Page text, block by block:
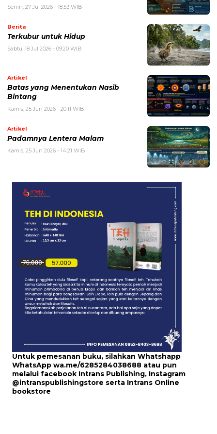
Senin, 27 Jul 2026 - 18:53 WIB
Berita
Terkubur untuk Hidup
Sabtu, 18 Jul 2026 - 09:20 WIB
Artikel
Batas yang Menentukan Nasib
Bintang
Kamis, 25 Jun 2026 - 20:11 WIB
Artikel
Padamnya Lentera Malam
Kamis, 25 Jun 2026 - 14:21 WIB
Untuk pemesanan buku, silahkan Whatshapp
WhatsApp wa.me/6285284038688 atau pun
melalui facebook Intrans Publishing, Instagram
@intranspublishingstore serta Intrans Online
bookstore